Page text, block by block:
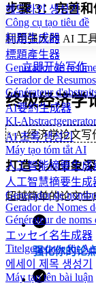
헤드라인 생성기
Công cụ tạo tiêu đề
标题生成器
標題產生器
Generador de
Gerador de
Générateur
AI要約生成器
KI-Abstractgenerator
AI 초록 생성기
Máy tạo tóm tắt AI
人工智能摘要生成
人工智慧摘要生成
Generador de
Gerador de Nomes
Générateur de noms
エッセイ名生成器
Titelgenerator für
에세이 제목 생성기
Máy tạo tên bài luận
步骤 3：完善
利用强大的 AI 工
立即开始写作
终极经济学
✨AI经济学论文写
打造令人印象
超越简单的论文生
强化你的论